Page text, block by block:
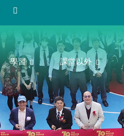
學習 課堂以外